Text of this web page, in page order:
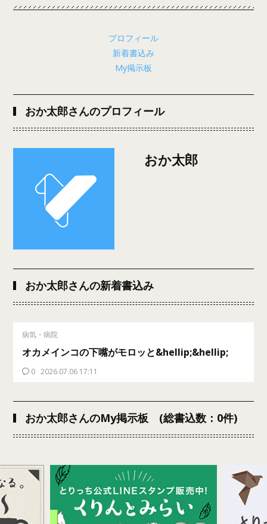
プロフィール
新着書込み
My掲示板
おか太郎さんのプロフィール
おか太郎
おか太郎さんの新着書込み
病気・病院
オカメインコの下嘴がモロッと&hellip;&hellip;
0 2026.07.06 17:11
おか太郎さんのMy掲示板 (総書込数：0件)